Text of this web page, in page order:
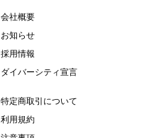
会社概要
お知らせ
採用情報
ダイバーシティ宣言
特定商取引について
利用規約